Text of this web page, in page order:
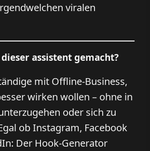
viralen
assistent gemacht?
mit Offline-Business,
wirken wollen – ohne in
oder sich zu
ob Instagram, Facebook
Der Hook-Generator